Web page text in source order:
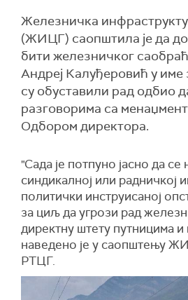
Железничка
(ЖИЦГ) саопштила је да
бити железничког
Андреј Калуђеровић у име
су обуставили рад одбио
разговорима са
Одбором директора.
"Сада је потпуно јасно да се
синдикалној или радничкој
политички инструисаној
за циљ да угрози рад
директну штету путницима
наведено је у саопштењу
РТЦГ.